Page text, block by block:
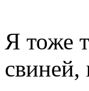
Я тоже
свиней,